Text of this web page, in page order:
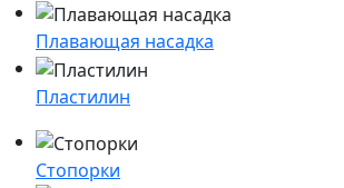
Плавающая насадка
Пластилин
Стопорки